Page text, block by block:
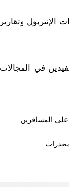
وتقارير
في المجالات
على المسافرين